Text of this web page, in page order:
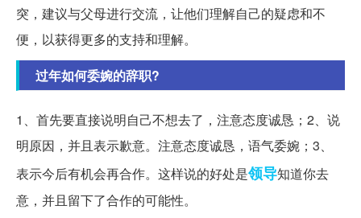
突，建议与父母进行交流，让他们理解自己的疑虑和不
便，以获得更多的支持和理解。
过年如何委婉的辞职?
1、首先要直接说明自己不想去了，注意态度诚恳；2、说
明原因，并且表示歉意。注意态度诚恳，语气委婉；3、
表示今后有机会再合作。这样说的好处是领导知道你去
意，并且留下了合作的可能性。